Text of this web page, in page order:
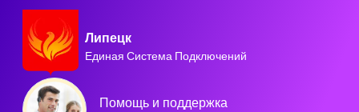
Липецк
Единая Система Подключений
Помощь и поддержка
Домашний интернет и